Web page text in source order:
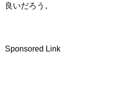
良いだろう。
Sponsored Link